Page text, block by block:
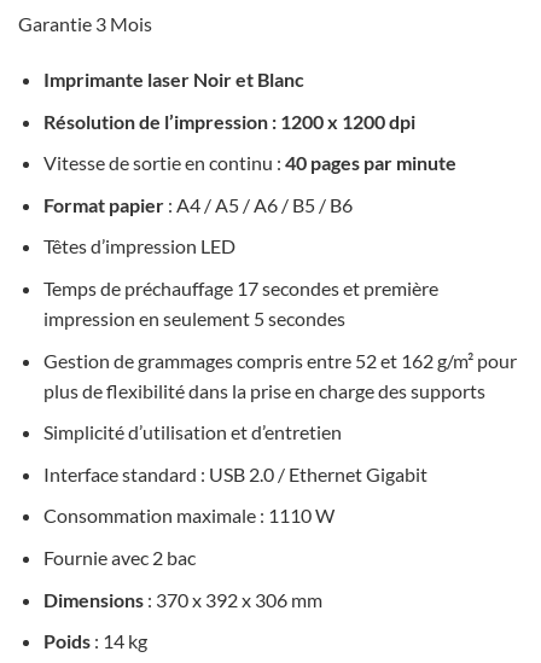
Garantie 3 Mois
Imprimante laser Noir et Blanc
Résolution de l’impression : 1200 x 1200 dpi
Vitesse de sortie en continu : 40 pages par minute
Format papier: A4 / A5 / A6 / B5 / B6
Têtes d’impression LED
Temps de préchauffage 17 secondes et première
impression en seulement 5 secondes
Gestion de grammages compris entre 52 et 162 g/m² pour
plus de flexibilité dans la prise en charge des supports
Simplicité d’utilisation et d’entretien
Interface standard : USB 2.0 / Ethernet Gigabit
Consommation maximale : 1110 W
Fournie avec 2 bac
Dimensions: 370 x 392 x 306 mm
Poids: 14 kg